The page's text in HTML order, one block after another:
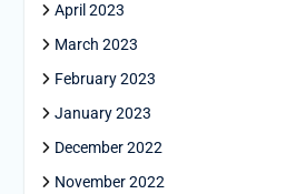
April 2023
March 2023
February 2023
January 2023
December 2022
November 2022